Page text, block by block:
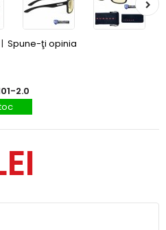
| Spune-ţi opinia
2.0